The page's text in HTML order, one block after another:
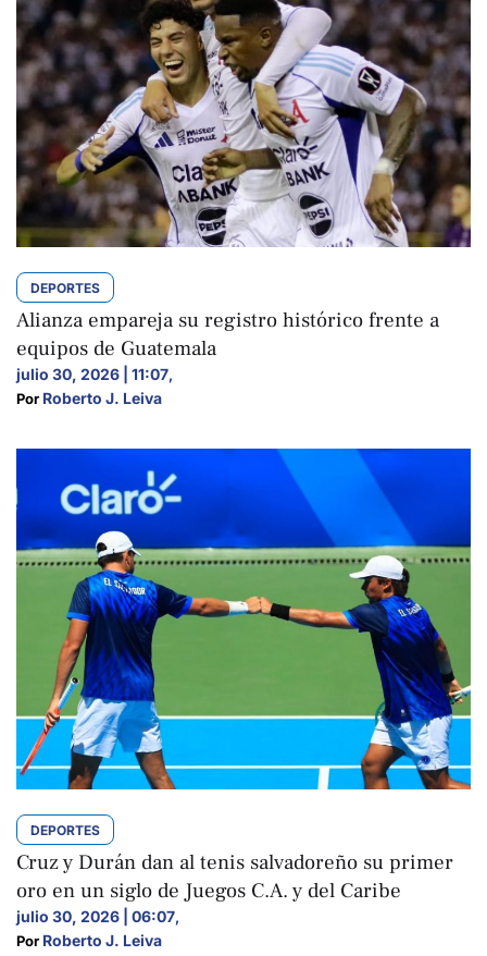
DEPORTES
Alianza empareja su registro histórico frente a
equipos de Guatemala
julio 30, 2026 | 11:07,
Por Roberto J. Leiva
DEPORTES
Cruz y Durán dan al tenis salvadoreño su primer
oro en un siglo de Juegos C.A. y del Caribe
julio 30, 2026 | 06:07,
Por Roberto J. Leiva